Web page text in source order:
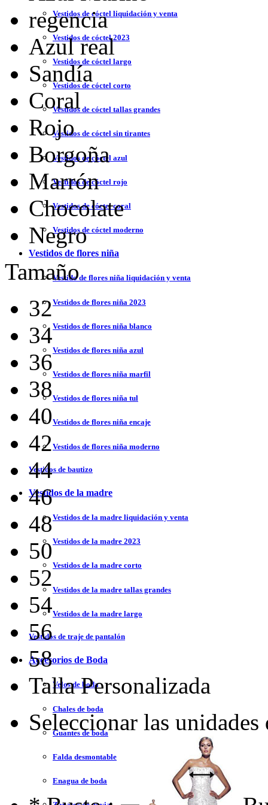
Vestidos de cóctel liquidación y venta
Vestidos de cóctel 2023
Vestidos de cóctel largo
Vestidos de cóctel corto
Vestidos de cóctel tallas grandes
Vestidos de cóctel sin tirantes
Vestidos de cóctel azul
Vestidos de cóctel rojo
Vestidos de cóctel coral
Vestidos de cóctel moderno
Vestidos de flores niña
Vestido de flores niña liquidación y venta
Vestidos de flores niña 2023
Vestidos de flores niña blanco
Vestidos de flores niña azul
Vestidos de flores niña marfil
Vestidos de flores niña tul
Vestidos de flores niña encaje
Vestidos de flores niña moderno
Vestidos de bautizo
Vestidos de la madre
Vestidos de la madre liquidación y venta
Vestidos de la madre 2023
Vestidos de la madre corto
Vestidos de la madre tallas grandes
Vestidos de la madre largo
Vestidos de traje de pantalón
Accesorios de Boda
Velos de boda
Chales de boda
Guantes de boda
Falda desmontable
Enagua de boda
regencia
Azul real
Sandía
Coral
Rojo
Borgoña
Marrón
Chocolate
Negro
Tamaño
32
34
36
38
40
42
44
46
48
50
52
54
56
58
Talla Personalizada
Seleccionar las